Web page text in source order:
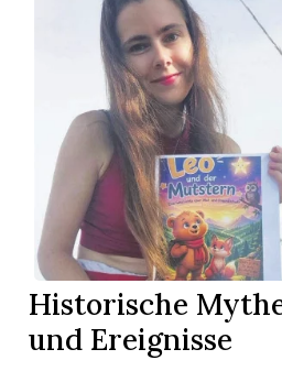
Newsletter
Historische
und Ereignisse